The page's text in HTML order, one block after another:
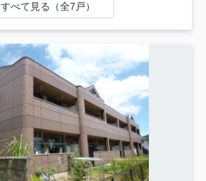
すべて見る（全7戸）